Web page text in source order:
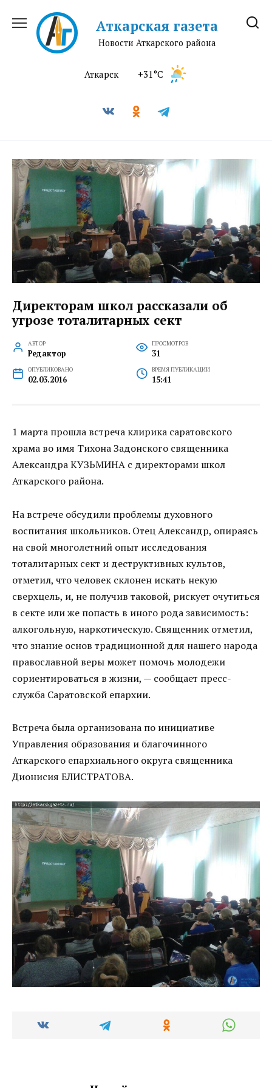
содержанию
Аткарская газета
Новости Аткарского района
Аткарск +31°C
Директорам школ рассказали об
угрозе тоталитарных сект
АВТОР
Редактор
ПРОСМОТРОВ
31
ОПУБЛИКОВАНО
02.03.2016
ВРЕМЯ ПУБЛИКАЦИИ
15:41
1 марта прошла встреча клирика саратовского
храма во имя Тихона Задонского священника
Александра КУЗЬМИНА с директорами школ
Аткарского района.
На встрече обсудили проблемы духовного
воспитания школьников. Отец Александр, опираясь
на свой многолетний опыт исследования
тоталитарных сект и деструктивных культов,
отметил, что человек склонен искать некую
сверхцель, и, не получив таковой, рискует очутиться
в секте или же попасть в иного рода зависимость:
алкогольную, наркотическую. Священник отметил,
что знание основ традиционной для нашего народа
православной веры может помочь молодежи
сориентироваться в жизни, — сообщает пресс-
служба Саратовской епархии.
Встреча была организована по инициативе
Управления образования и благочинного
Аткарского епархиального округа священника
Дионисия ЕЛИСТРАТОВА.